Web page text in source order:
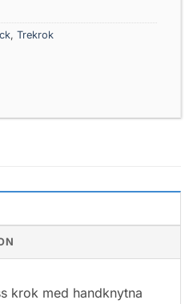
, Trekrok
krok med handknytna